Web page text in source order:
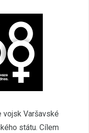
vojsk Varšavské
státu. Cílem